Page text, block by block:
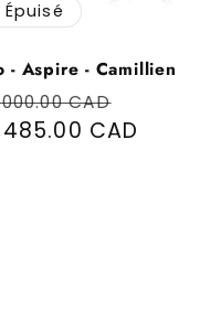
Épuisé
- Aspire - Camillien
habituel
CAD
CAD